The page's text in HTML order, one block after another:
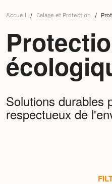
Accueil / Calage et Protection /
Solutions durables
respectueux de